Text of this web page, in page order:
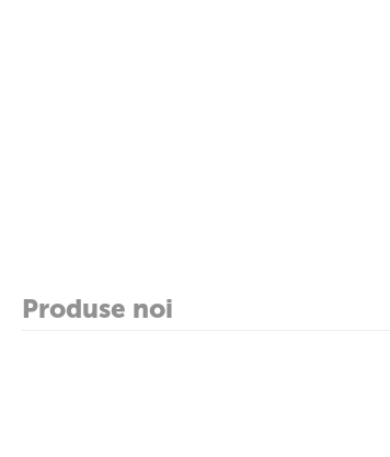
Produse noi